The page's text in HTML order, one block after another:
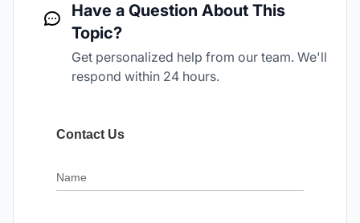
Have a Question About This
Topic?
Get personalized help from our team. We'll
respond within 24 hours.